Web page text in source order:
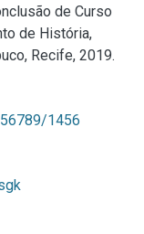
de Curso
de História,
Recife, 2019.
1456